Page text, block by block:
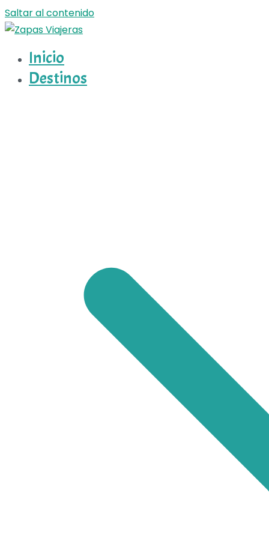
Saltar al contenido
Zapas Viajeras
Zapas Viajeras viajes y escapadas pa que te copies
Inicio
Destinos